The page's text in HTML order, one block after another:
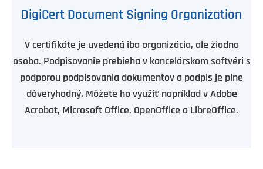
DigiCert Document Signing Organization
V certifikáte je uvedená iba organizácia, ale žiadna
osoba. Podpisovanie prebieha v kancelárskom softvéri s
podporou podpisovania dokumentov a podpis je plne
dôveryhodný. Môžete ho využiť napríklad v Adobe
Acrobat, Microsoft Office, OpenOffice a LibreOffice.